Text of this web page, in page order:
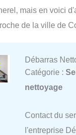
mais en voici
de la ville de
Débarras
Catégorie :
nettoyage
Contact du
l'entreprise